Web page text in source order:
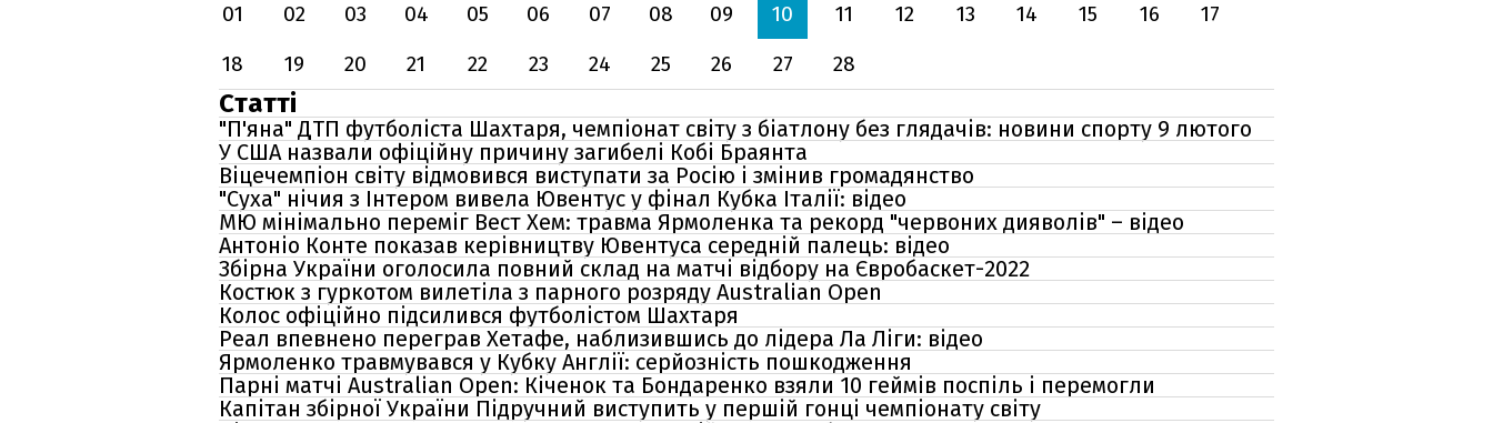
01
02 03 04 05 06 07 08 09 10 11 12 13 14 15 16
17
18
19 20 21 22 23 24 25 26 27 28
Статті
"П'яна" ДТП футболіста Шахтаря, чемпіонат світу з біатлону без глядачів: новини спорту 9 лютого
У США назвали офіційну причину загибелі Кобі Браянта
Віцечемпіон світу відмовився виступати за Росію і змінив громадянство
"Суха" нічия з Інтером вивела Ювентус у фінал Кубка Італії: відео
МЮ мінімально переміг Вест Хем: травма Ярмоленка та рекорд "червоних дияволів" – відео
Антоніо Конте показав керівництву Ювентуса середній палець: відео
Збірна України оголосила повний склад на матчі відбору на Євробаскет-2022
Костюк з гуркотом вилетіла з парного розряду Australian Open
Колос офіційно підсилився футболістом Шахтаря
Реал впевнено переграв Хетафе, наблизившись до лідера Ла Ліги: відео
Ярмоленко травмувався у Кубку Англії: серйозність пошкодження
Парні матчі Australian Open: Кіченок та Бондаренко взяли 10 геймів поспіль і перемогли
Капітан збірної України Підручний виступить у першій гонці чемпіонату світу